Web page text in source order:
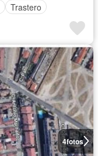
Trastero
4fotos